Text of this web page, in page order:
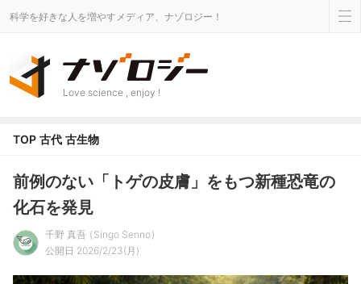
科学を好きな人を増やすメディア、ナゾロジー！
Love science , enjoy !
TOP 古代 古生物
前例のない「トゲの皮膚」をもつ新種恐竜の
化石を発見
千野 真吾
Singo Senno
公開日 2026/2/23(月)